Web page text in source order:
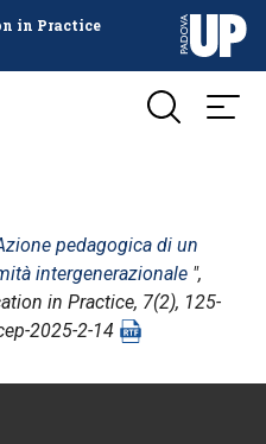
in Practice
pedagogica di un
intergenerazionale ",
in Practice, 7(2), 125-
2025-2-14